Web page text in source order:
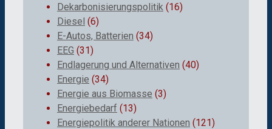
Dekarbonisierungspolitik (16)
Diesel (6)
E-Autos, Batterien (34)
EEG (31)
Endlagerung und Alternativen (40)
Energie (34)
Energie aus Biomasse (3)
Energiebedarf (13)
Energiepolitik anderer Nationen (121)